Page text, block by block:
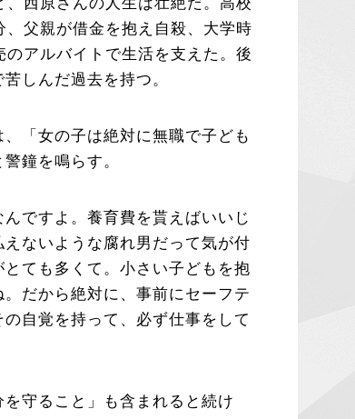
、父親が借金を抱え自殺、大学時
のアルバイトで生活を支えた。後
しんだ過去を持つ。
「女の子は絶対に無職で子ども
鐘を鳴らす。
ですよ。養育費を貰えばいいじ
ないような腐れ男だって気が付
ても多くて。小さい子どもを抱
だから絶対に、事前にセーフテ
自覚を持って、必ず仕事をして
守ること」も含まれると続け